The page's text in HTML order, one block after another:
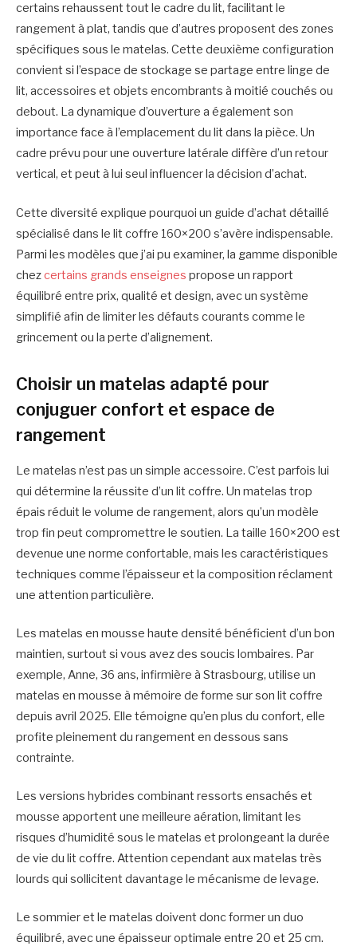
certains rehaussent tout le cadre du lit, facilitant le
rangement à plat, tandis que d’autres proposent des zones
spécifiques sous le matelas. Cette deuxième configuration
convient si l’espace de stockage se partage entre linge de
lit, accessoires et objets encombrants à moitié couchés ou
debout. La dynamique d’ouverture a également son
importance face à l’emplacement du lit dans la pièce. Un
cadre prévu pour une ouverture latérale diffère d’un retour
vertical, et peut à lui seul influencer la décision d’achat.
Cette diversité explique pourquoi un guide d’achat détaillé
spécialisé dans le lit coffre 160×200 s’avère indispensable.
Parmi les modèles que j’ai pu examiner, la gamme disponible
chezcertains grands enseignes propose un rapport
équilibré entre prix, qualité et design, avec un système
simplifié afin de limiter les défauts courants comme le
grincement ou la perte d’alignement.
Choisir un matelas adapté pour
conjuguer confort et espace de
rangement
Le matelas n’est pas un simple accessoire. C’est parfois lui
qui détermine la réussite d’un lit coffre. Un matelas trop
épais réduit le volume de rangement, alors qu’un modèle
trop fin peut compromettre le soutien. La taille 160×200 est
devenue une norme confortable, mais les caractéristiques
techniques comme l’épaisseur et la composition réclament
une attention particulière.
Les matelas en mousse haute densité bénéficient d’un bon
maintien, surtout si vous avez des soucis lombaires. Par
exemple, Anne, 36 ans, infirmière à Strasbourg, utilise un
matelas en mousse à mémoire de forme sur son lit coffre
depuis avril 2025. Elle témoigne qu’en plus du confort, elle
profite pleinement du rangement en dessous sans
contrainte.
Les versions hybrides combinant ressorts ensachés et
mousse apportent une meilleure aération, limitant les
risques d’humidité sous le matelas et prolongeant la durée
de vie du lit coffre. Attention cependant aux matelas très
lourds qui sollicitent davantage le mécanisme de levage.
Le sommier et le matelas doivent donc former un duo
équilibré, avec une épaisseur optimale entre 20 et 25 cm.